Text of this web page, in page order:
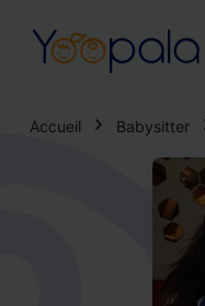
Accueil Babysitter